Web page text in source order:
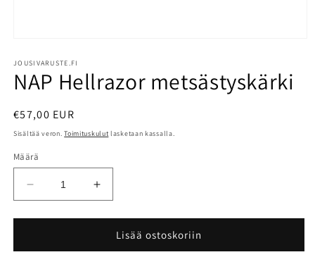
1
modaalisessa
ikkunassa
JOUSIVARUSTE.FI
NAP Hellrazor metsästyskärki
Normaalihinta
€57,00 EUR
Sisältää veron.Toimituskulut lasketaan kassalla.
Määrä
Vähennä
tuotteen
NAP
metsästyskärki
Lisää
tuotteen
NAP
Hellrazor
metsästyskärki
Lisää ostoskoriin